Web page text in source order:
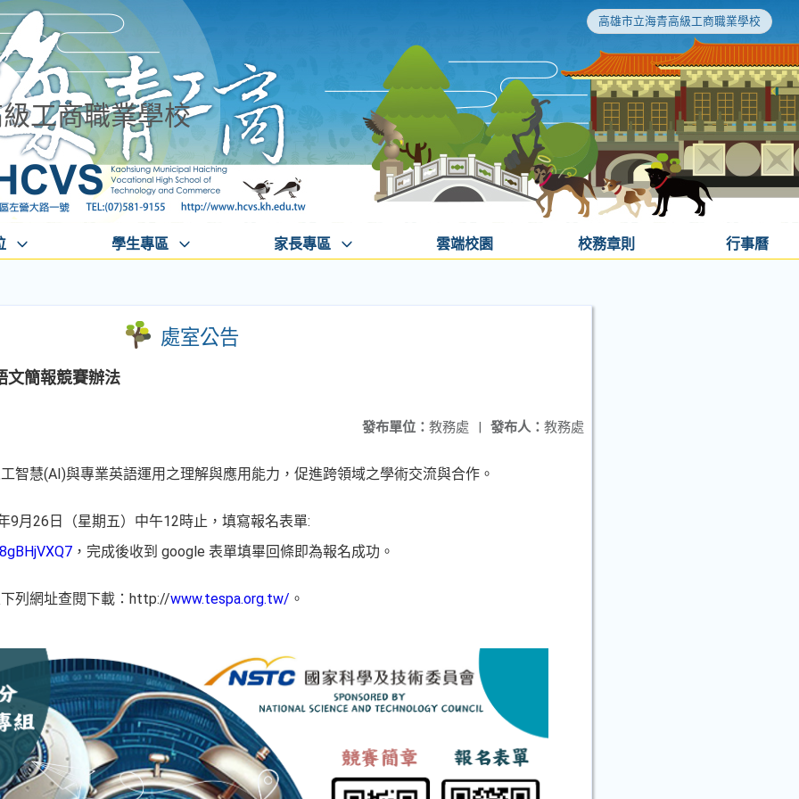
高雄市立海青高級工商職業學校
工商職業學校
學生專區 家長專區 雲端校園 校務章則 行事曆
處室公告
文簡報競賽辦法
發布人： 教務處
發布單位： 教務處 |
智慧(AI)與專業英語運用之理解與應用能力，促進跨領域之學術交流與合作。
9月26日（星期五）中午12時止，填寫報名表單:
，完成後收到 google 表單填畢回條即為報名成功。
列網址查閱下載：http://www.tespa.org.tw/ 。